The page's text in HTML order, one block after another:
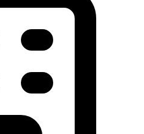
alta qualità per il tuo evento.
poltrone, sedute,
professionale. Servizio in